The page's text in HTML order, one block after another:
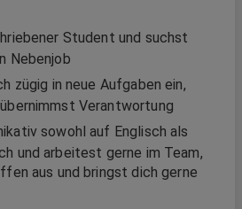
Student und suchst
Nebenjob
zügig in neue Aufgaben ein,
Verantwortung
sowohl auf Englisch als
und arbeitest gerne im Team,
aus und bringst dich gerne